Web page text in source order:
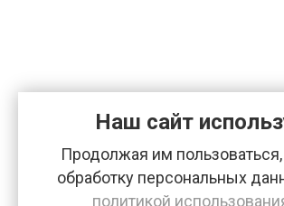
Наш сайт
Продолжая им
обработку персональных
политикой